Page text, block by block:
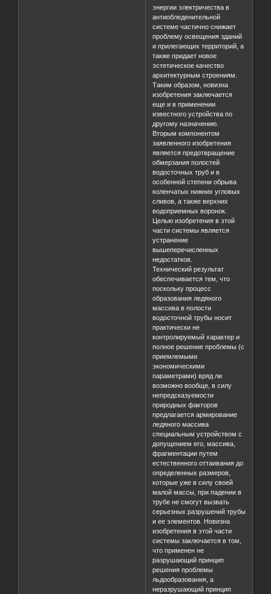
энергии электричества в
антиобледенительной
системе частично снижает
проблему освещения зданий
и прилегающих территорий, а
также придает новое
эстетическое качество
архитектурным строениям.
Таким образом, новизна
изобретения заключается
еще и в применении
известного устройства по
другому назначению.
Вторым компонентом
заявленного изобретения
является предотвращение
обмерзания полостей
водосточных труб и в
особенной степени обрыва
коленчатых нижних угловых
сливов, а также верхних
водоприемных воронок.
Целью изобретения в этой
части системы является
устранение
вышеперечисленных
недостатков.
Технический результат
обеспечивается тем, что
поскольку процесс
образования ледяного
массива в полости
водосточной трубы носит
практически не
контролируемый характер и
полное решение проблемы (с
приемлемыми
экономическими
параметрами) вряд ли
возможно вообще, в силу
непредсказуемости
природных факторов
предлагается армирование
ледяного массива
специальным устройством с
допущением его, массива,
фрагментации путем
естественного оттаивания до
определенных размеров,
которые уже в силу своей
малой массы, при падении в
трубе не смогут вызвать
серьезных разрушений трубы
и ее элементов. Новизна
изобретения в этой части
системы заключается в том,
что применен не
разрушающий принцип
решения проблемы
льдообразования, а
неразрушающий принцип